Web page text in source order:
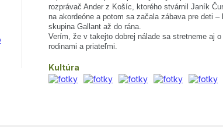
rozprávač Ander z Košíc, ktorého stvárnil Janík
na akordeóne a potom sa začala zábava pre deti
skupina Gallant až do rána.
Verím, že v takejto dobrej nálade sa stretneme aj
rodinami a priateľmi.
Kultúra